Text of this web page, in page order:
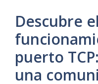
Descubre el
puerto
una